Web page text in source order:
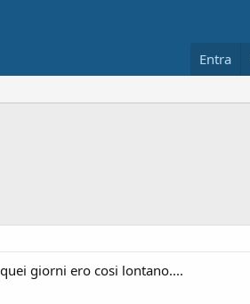
Entra
giorni ero cosi lontano....